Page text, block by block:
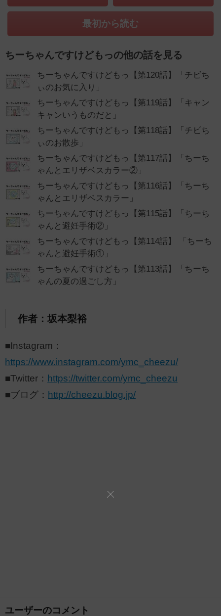
最初から読む
ちーちゃんですけどもっの他の話を見る
ちーちゃんですけどもっ【第120話】「チビち
ぃのお気に入り」
ちーちゃんですけどもっ【第119話】「キャン
キャンいうものだと」
ちーちゃんですけどもっ【第118話】「チビち
ぃのお散歩」
ちーちゃんですけどもっ【第117話】「ちーち
ゃんとエリザベスカラー②」
ちーちゃんですけどもっ【第116話】「ちーち
ゃんとエリザベスカラー」
ちーちゃんですけどもっ【第115話】「ちーち
ゃんと避妊手術②」
ちーちゃんですけどもっ【第114話】 「ちーち
ゃんと避妊手術①」
ちーちゃんですけどもっ【第113話】「ちーち
ゃんの夏の過ごし方」
作者：坂本梨裕
■Instagram：
https://www.instagram.com/ymc_cheezu/
■Twitter： https://twitter.com/ymc_cheezu
■ブログ： http://cheezu.blog.jp/
ユーザーのコメント